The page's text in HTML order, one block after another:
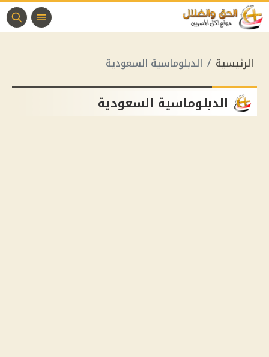
الرئيسية الدبلوماسية السعودية
الدبلوماسية السعودية